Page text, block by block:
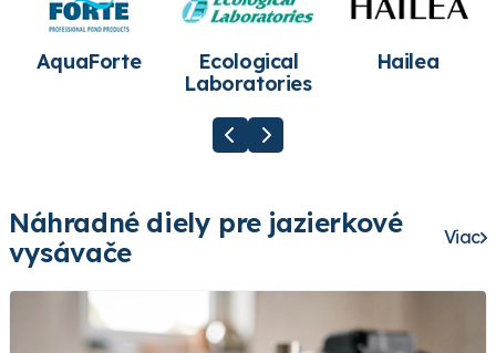
AquaForte
Ecological
Laboratories
Hailea
Náhradné diely pre jazierkové
vysávače
Viac